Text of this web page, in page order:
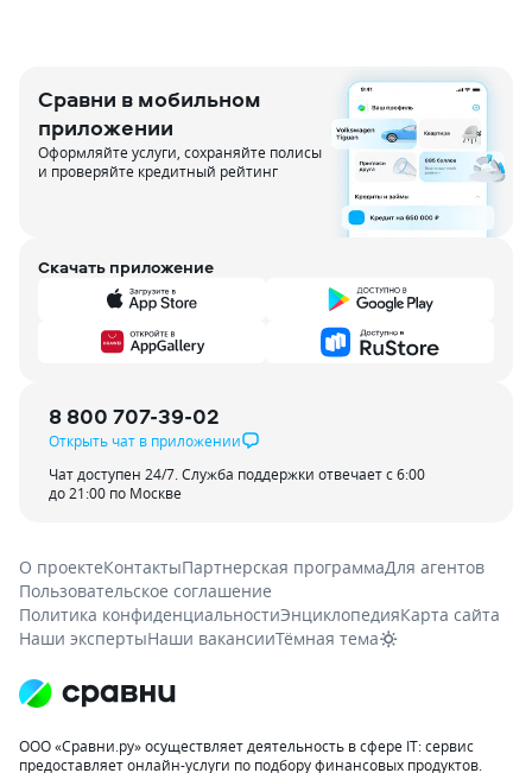
Сравни в мобильном
приложении
Оформляйте услуги, сохраняйте полисы
и проверяйте кредитный рейтинг
Скачать приложение
8 800 707-39-02
Открыть чат в приложении
Чат доступен 24/7. Служба поддержки отвечает с 6:00
до 21:00 по Москве
О проектеКонтактыПартнерская программаДля агентов
Пользовательское соглашение
Политика конфиденциальностиЭнциклопедияКарта сайта
Наши экспертыНаши вакансииТёмная тема
ООО «Сравни.ру» осуществляет деятельность в сфере IT: сервис
предоставляет онлайн-услуги по подбору финансовых продуктов.